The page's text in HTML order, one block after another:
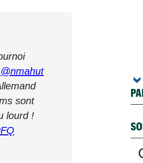
@nmahut
sont
lourd !